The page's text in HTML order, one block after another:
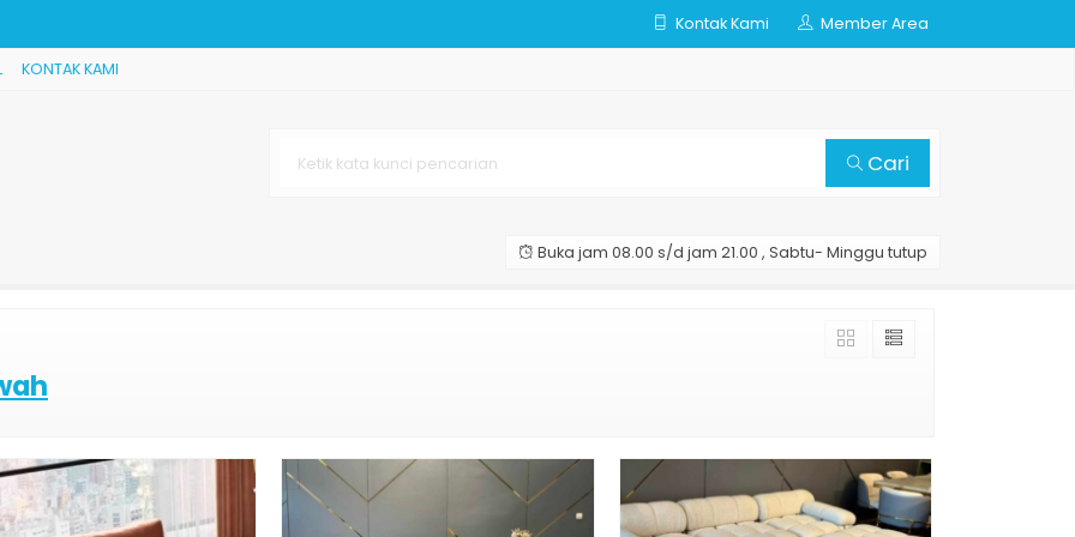
Kontak Kami Member Area
KONTAK KAMI
Cari
Buka jam 08.00 s/d jam 21.00 , Sabtu- Minggu tutup